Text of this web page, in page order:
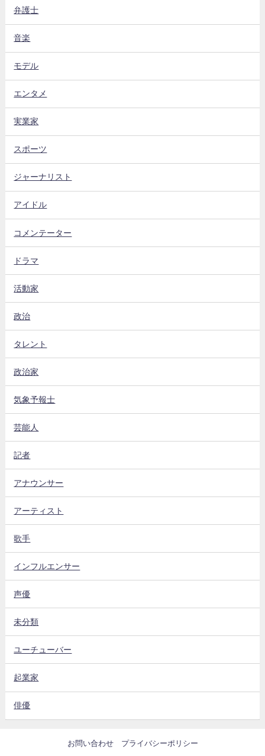
弁護士
音楽
モデル
エンタメ
実業家
スポーツ
ジャーナリスト
アイドル
コメンテーター
ドラマ
活動家
政治
タレント
政治家
気象予報士
芸能人
記者
アナウンサー
アーティスト
歌手
インフルエンサー
声優
未分類
ユーチューバー
起業家
俳優
お問い合わせ プライバシーポリシー